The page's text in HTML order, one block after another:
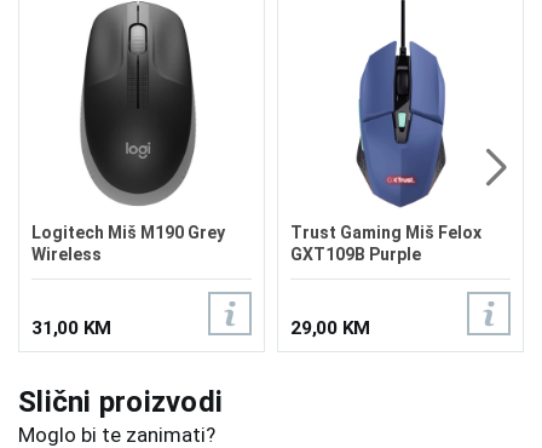
Logitech Miš M190 Grey
Wireless
31,00 KM
Trust Gaming Miš Felox
GXT109B Purple
29,00 KM
Slični proizvodi
Moglo bi te zanimati?